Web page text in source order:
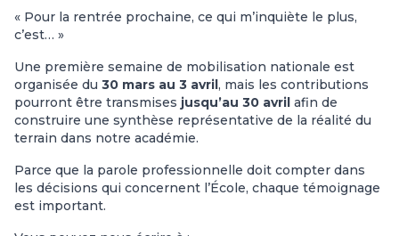
« Pour la rentrée prochaine, ce qui m’inquiète le plus,
c’est… »
Une première semaine de mobilisation nationale est
organisée du 30 mars au 3 avril, mais les contributions
pourront être transmises jusqu’au 30 avril afin de
construire une synthèse représentative de la réalité du
terrain dans notre académie.
Parce que la parole professionnelle doit compter dans
les décisions qui concernent l’École, chaque témoignage
est important.